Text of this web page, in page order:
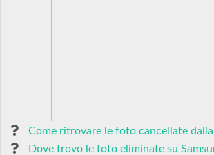
Come ritrovare le foto cancellate dalla
Dove trovo le foto eliminate su